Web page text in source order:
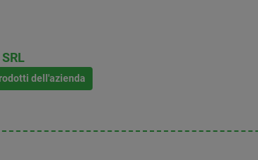
SRL
dell'azienda